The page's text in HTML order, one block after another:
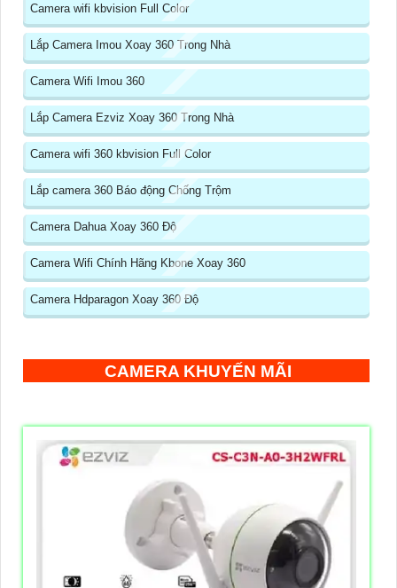
Camera wifi kbvision Full Color
Lắp Camera Imou Xoay 360 Trong Nhà
Camera Wifi Imou 360
Lắp Camera Ezviz Xoay 360 Trong Nhà
Camera wifi 360 kbvision Full Color
Lắp camera 360 Báo động Chống Trộm
Camera Dahua Xoay 360 Độ
Camera Wifi Chính Hãng Kbone Xoay 360
Camera Hdparagon Xoay 360 Độ
CAMERA KHUYẾN MÃI